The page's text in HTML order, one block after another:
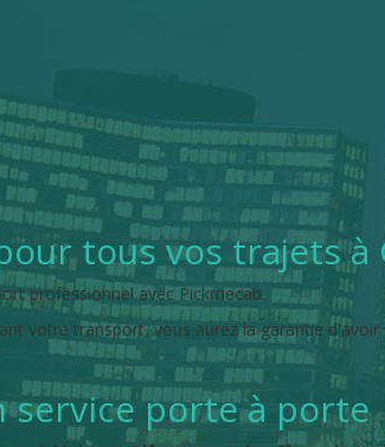
tous vos trajets à
professionnel avec Pickmecab.
votre transport, vous aurez la garantie
service porte à porte